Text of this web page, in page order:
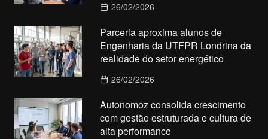
26/02/2026
Parceria aproxima alunos de
Engenharia da UTFPR Londrina da
realidade do setor energético
26/02/2026
Autonomoz consolida crescimento
com gestão estruturada e cultura de
alta performance